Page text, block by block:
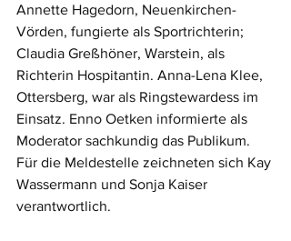
Annette Hagedorn, Neuenkirchen-
Vörden, fungierte als Sportrichterin;
Claudia Greßhöner, Warstein, als
Richterin Hospitantin. Anna-Lena Klee,
Ottersberg, war als Ringstewardess im
Einsatz. Enno Oetken informierte als
Moderator sachkundig das Publikum.
Für die Meldestelle zeichneten sich Kay
Wassermann und Sonja Kaiser
verantwortlich.